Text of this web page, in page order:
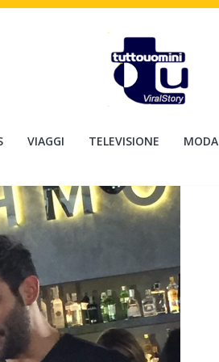
VIAGGI TELEVISIONE MODA